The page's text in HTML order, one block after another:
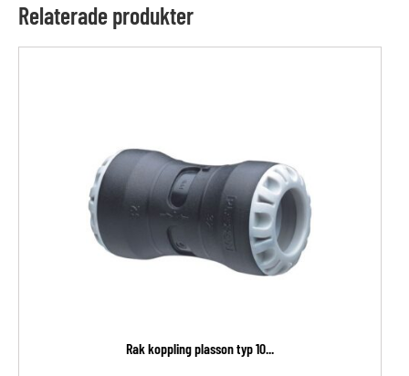
Relaterade produkter
Rak koppling plasson typ 10...